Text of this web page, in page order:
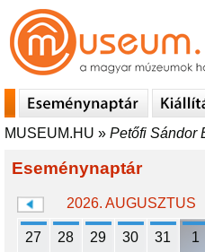
MUSEUM.HU » Petőfi Sándor
Eseménynaptár
2026. AUGUSZTUS
27 28 29 30 31 1